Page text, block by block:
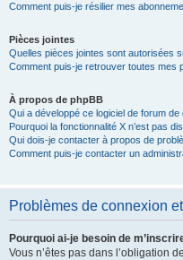
Comment puis-je résilier mes
Pièces jointes
Quelles pièces jointes sont autorisées
Comment puis-je retrouver toutes mes
À propos de phpBB
Qui a développé ce logiciel de forum
Pourquoi la fonctionnalité X n’est pas
Qui dois-je contacter à propos de
Comment puis-je contacter un
Problèmes de connexion
Pourquoi ai-je besoin de
Vous n’êtes pas dans l’obligation